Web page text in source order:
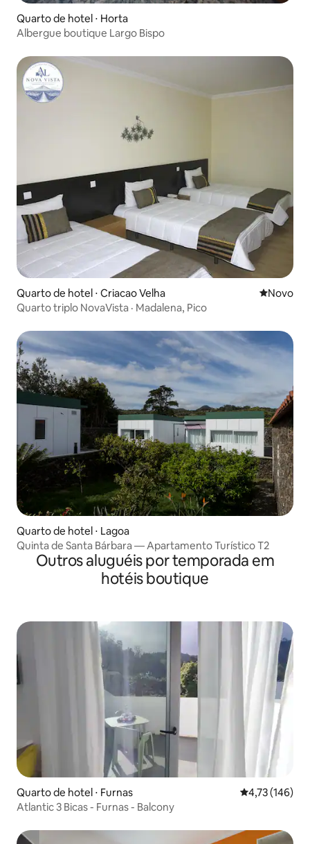
Quarto de hotel ⋅ Horta
Albergue boutique Largo Bispo
Quarto de hotel ⋅ Criacao Velha Novo
Novo
Quarto triplo NovaVista · Madalena, Pico
Quarto de hotel ⋅ Lagoa
Quinta de Santa Bárbara — Apartamento Turístico T2
Outros aluguéis por temporada em
hotéis boutique
Quarto de hotel ⋅ Furnas 4,73 de uma
4,73 (146)
Atlantic 3 Bicas - Furnas - Balcony